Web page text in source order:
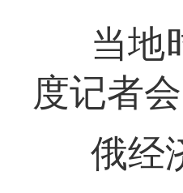
当地
度记者会
俄经